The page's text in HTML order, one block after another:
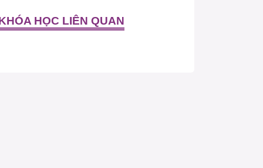
HỌC LIÊN QUAN